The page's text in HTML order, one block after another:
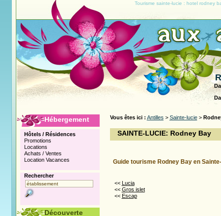
Tourisme sainte-lucie : hotel rodney
Vous êtes ici : Antilles > Sainte-lucie>
SAINTE-LUCIE: Rodney Bay
Guide tourisme Rodney Bay en
<< Lucia
<< Gros islet
<< Escap
Hébergement
Hôtels / Résidences
Promotions
Locations
Achats / Ventes
Location Vacances
Rechercher
Découverte